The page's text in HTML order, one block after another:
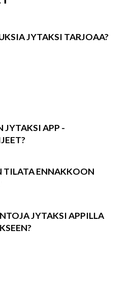
JYTAKSI TARJOAA?
JYTAKSI APP -
TILATA ENNAKKOON
JYTAKSI APPILLA